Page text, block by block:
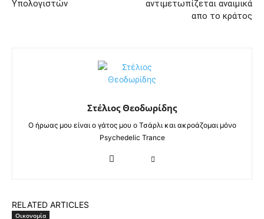
Υπολογιστών
αντιμετωπίζεται αναιμικά
απο το κράτος
Στέλιος Θεοδωρίδης
Ο ήρωας μου είναι ο γάτος μου ο Τσάρλι και ακροάζομαι μόνο
Psychedelic Trance
RELATED ARTICLES
Οικονομία